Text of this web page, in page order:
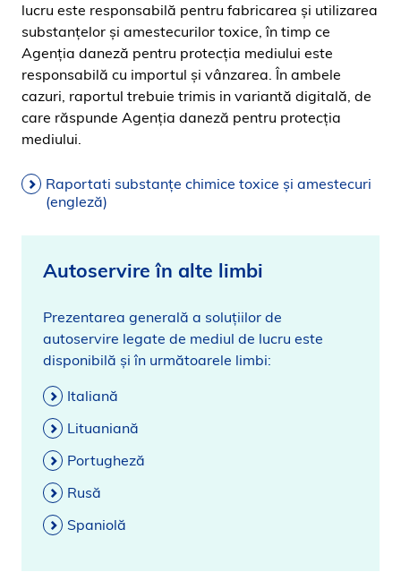
lucru este responsabilă pentru fabricarea și utilizarea
substanțelor și amestecurilor toxice, în timp ce
Agenția daneză pentru protecția mediului este
responsabilă cu importul și vânzarea. În ambele
cazuri, raportul trebuie trimis in variantă digitală, de
care răspunde Agenția daneză pentru protecția
mediului.
Raportati substanțe chimice toxice și amestecuri
(engleză)
Autoservire în alte limbi
Prezentarea generală a soluțiilor de
autoservire legate de mediul de lucru este
disponibilă și în următoarele limbi:
Italiană
Lituaniană
Portugheză
Rusă
Spaniolă